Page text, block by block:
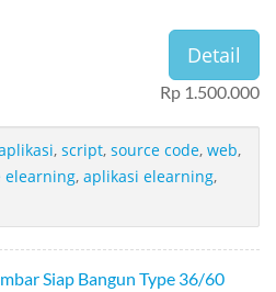
Detail
Rp 1.500.000
, script, source code, web,
elearning, aplikasi elearning,
Siap Bangun Type 36/60